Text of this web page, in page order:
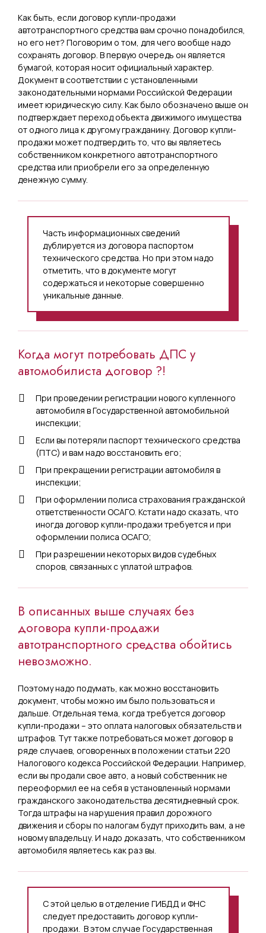
Как быть, если договор купли-продажи
автотранспортного средства вам срочно понадобился,
но его нет? Поговорим о том, для чего вообще надо
сохранять договор. В первую очередь он является
бумагой, которая носит официальный характер.
Документ в соответствии с установленными
законодательными нормами Российской Федерации
имеет юридическую силу. Как было обозначено выше он
подтверждает переход объекта движимого имущества
от одного лица к другому гражданину. Договор купли-
продажи может подтвердить то, что вы являетесь
собственником конкретного автотранспортного
средства или приобрели его за определенную
денежную сумму.
Часть информационных сведений
дублируется из договора паспортом
технического средства. Но при этом надо
отметить, что в документе могут
содержаться и некоторые совершенно
уникальные данные.
Когда могут потребовать ДПС у
автомобилиста договор ?!
При проведении регистрации нового купленного
автомобиля в Государственной автомобильной
инспекции;
Если вы потеряли паспорт технического средства
(ПТС) и вам надо восстановить его;
При прекращении регистрации автомобиля в
инспекции;
При оформлении полиса страхования гражданской
ответственности ОСАГО. Кстати надо сказать, что
иногда договор купли-продажи требуется и при
оформлении полиса ОСАГО;
При разрешении некоторых видов судебных
споров, связанных с уплатой штрафов.
В описанных выше случаях без
договора купли-продажи
автотранспортного средства обойтись
невозможно.
Поэтому надо подумать, как можно восстановить
документ, чтобы можно им было пользоваться и
дальше. Отдельная тема, когда требуется договор
купли-продажи – это оплата налоговых обязательств и
штрафов. Тут также потребоваться может договор в
ряде случаев, оговоренных в положении статьи 220
Налогового кодекса Российской Федерации. Например,
если вы продали свое авто, а новый собственник не
переоформил ее на себя в установленный нормами
гражданского законодательства десятидневный срок.
Тогда штрафы на нарушения правил дорожного
движения и сборы по налогам будут приходить вам, а не
новому владельцу. И надо доказать, что собственником
автомобиля являетесь как раз вы.
С этой целью в отделение ГИБДД и ФНС
следует предоставить договор купли-
продажи. В этом случае Государственная